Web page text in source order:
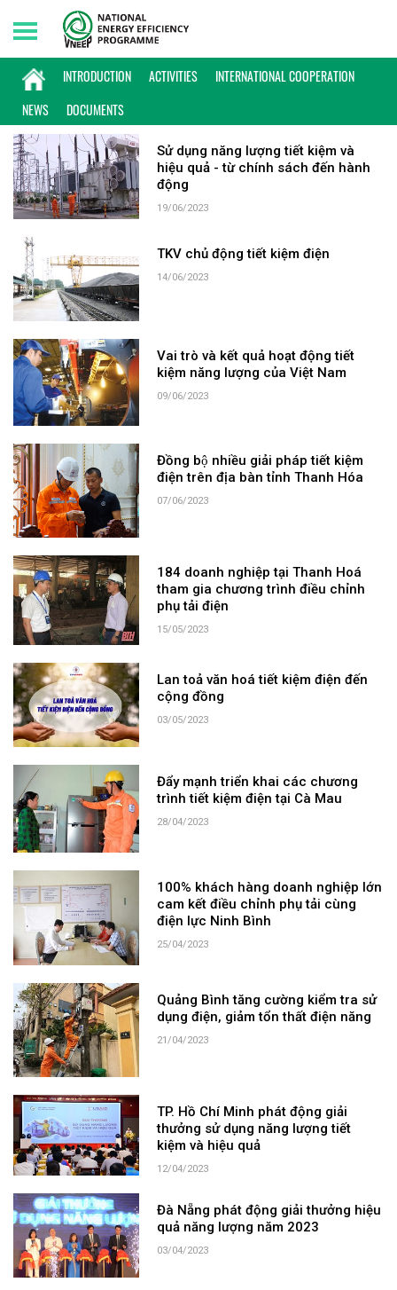
INTRODUCTION ACTIVITIES
INTERNATIONAL COOPERATION
NEWS
DOCUMENTS
Thursday, 06/08/2026 | 18:14 GMT+7
KEYWORD: AN NINH NĂNG LƯỢNG
Sử dụng năng lượng tiết kiệm và
hiệu quả - từ chính sách đến hành
động
19/06/2023
TKV chủ động tiết kiệm điện
14/06/2023
Vai trò và kết quả hoạt động tiết
kiệm năng lượng của Việt Nam
09/06/2023
Đồng bộ nhiều giải pháp tiết kiệm
điện trên địa bàn tỉnh Thanh Hóa
07/06/2023
184 doanh nghiệp tại Thanh Hoá
tham gia chương trình điều chỉnh
phụ tải điện
15/05/2023
Lan toả văn hoá tiết kiệm điện đến
cộng đồng
03/05/2023
Đẩy mạnh triển khai các chương
trình tiết kiệm điện tại Cà Mau
28/04/2023
100% khách hàng doanh nghiệp lớn
cam kết điều chỉnh phụ tải cùng
điện lực Ninh Bình
25/04/2023
Quảng Bình tăng cường kiểm tra sử
dụng điện, giảm tổn thất điện năng
21/04/2023
TP. Hồ Chí Minh phát động giải
thưởng sử dụng năng lượng tiết
kiệm và hiệu quả
12/04/2023
Đà Nẵng phát động giải thưởng hiệu
quả năng lượng năm 2023
03/04/2023